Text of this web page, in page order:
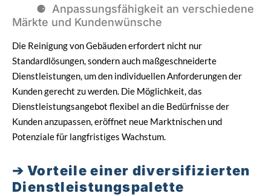
Anpassungsfähigkeit an verschiedene
Märkte und Kundenwünsche
Die Reinigung von Gebäuden erfordert nicht nur
Standardlösungen, sondern auch maßgeschneiderte
Dienstleistungen, um den individuellen Anforderungen der
Kunden gerecht zu werden. Die Möglichkeit, das
Dienstleistungsangebot flexibel an die Bedürfnisse der
Kunden anzupassen, eröffnet neue Marktnischen und
Potenziale für langfristiges Wachstum.
Vorteile einer diversifizierten
Dienstleistungspalette